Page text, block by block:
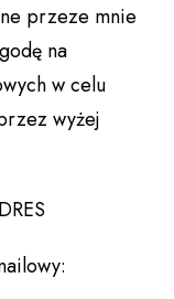
przeze mnie
na
w celu
wyżej